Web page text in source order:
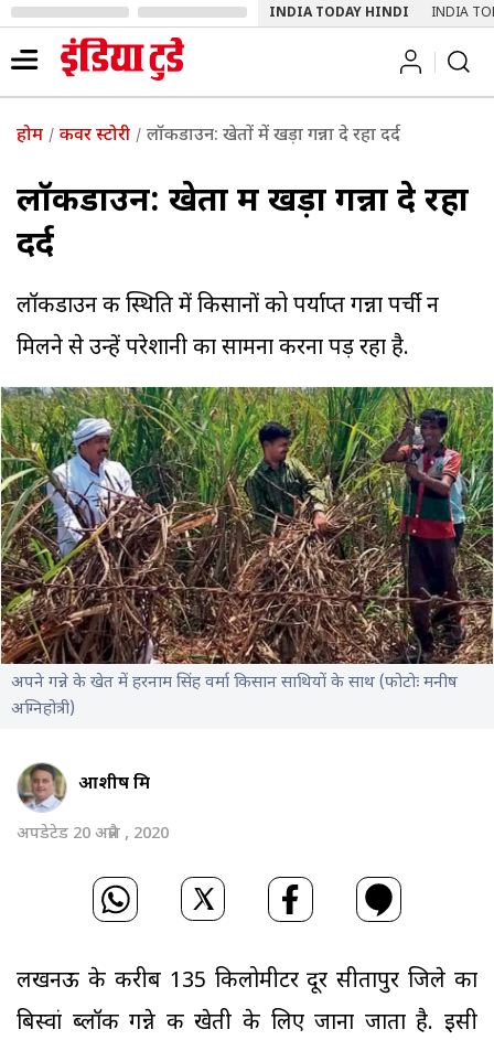
INDIA TODAY HINDI INDIA
होम कवर स्टोरी लॉकडाउन: खेतों में खड़ा गन्ना दे रहा दर्द
लॉकडाउन: खेतों में खड़ा गन्ना दे रहा
दर्द
लॉकडाउन की स्थिति में किसानों को पर्याप्त गन्ना पर्ची न
मिलने से उन्हें परेशानी का सामना करना पड़ रहा है.
अपने गन्ने के खेत में हरनाम सिंह वर्मा किसान साथियों के साथ (फोटोः मनीष
अग्निहोत्री)
आशीष मिश्र
अपडेटेड 20 अप्रैल , 2020
लखनऊ के करीब 135 किलोमीटर दूर सीतापुर जिले का
बिस्वां ब्लॉक गन्ने की खेती के लिए जाना जाता है. इसी